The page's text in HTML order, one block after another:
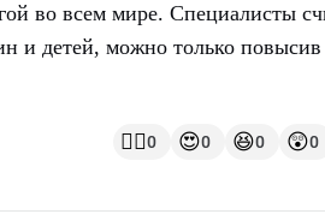
во всем мире. Специалисты
и детей, можно только повысив
👍🏻0 😍0 😆0 😲0